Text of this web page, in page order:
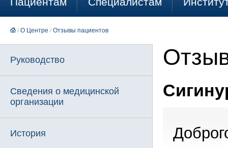
/ О Центре / Отзывы пациентов
Руководство
Сведения о медицинской
организации
История